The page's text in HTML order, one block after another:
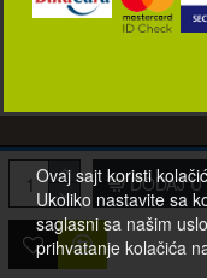
DODAJ
© 2001-2022 Eurotehna-
Ovaj sajt koristi
Ukoliko nastavite sa
saglasni sa našim
prihvatanje kolačića